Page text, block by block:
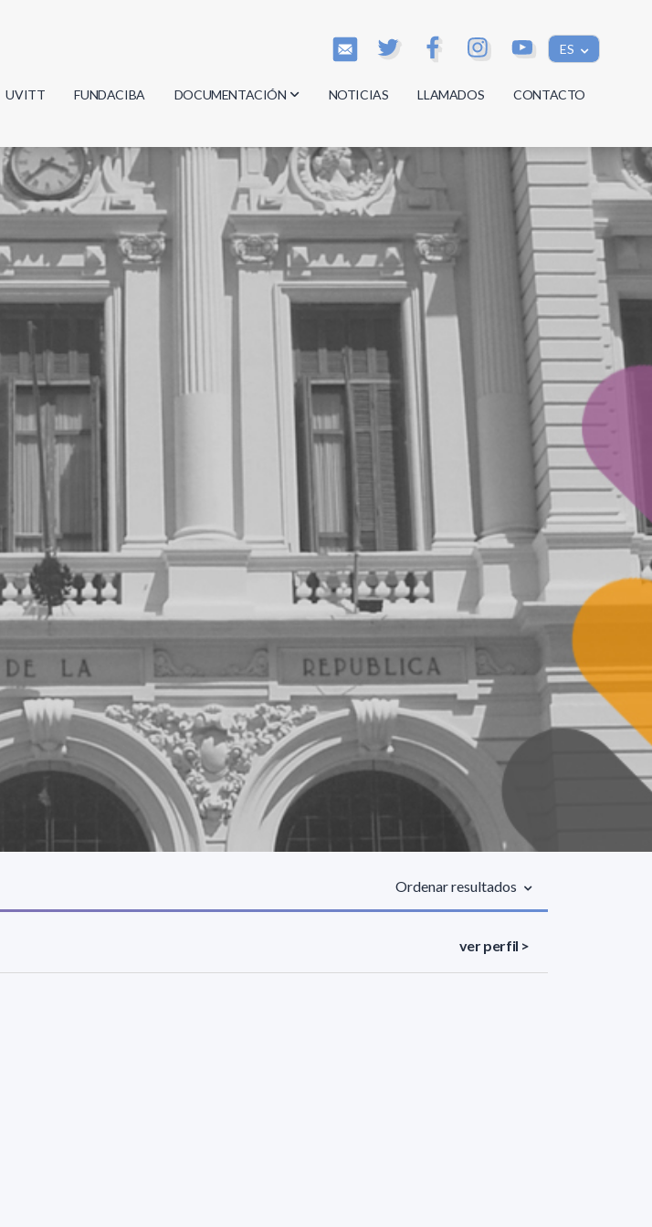
ES
UVITT FUNDACIBA DOCUMENTACIÓN
Actas
Reglamentos
Documentos
NOTICIAS LLAMADOS CONTACTO
Ordenar resultados
ver perfil >